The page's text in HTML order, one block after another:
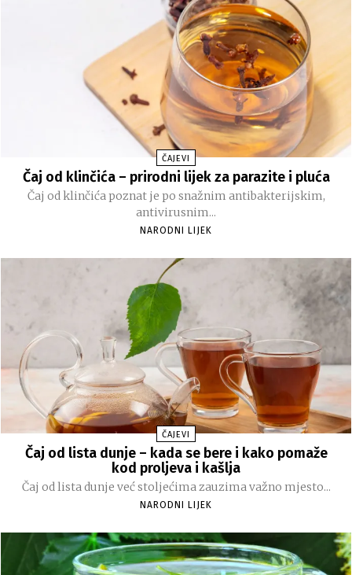
ČAJEVI
Čaj od klinčića – prirodni lijek za parazite i pluća
Čaj od klinčića poznat je po snažnim antibakterijskim,
antivirusnim...
NARODNI LIJEK
ČAJEVI
Čaj od lista dunje – kada se bere i kako pomaže
kod proljeva i kašlja
Čaj od lista dunje već stoljećima zauzima važno mjesto...
NARODNI LIJEK